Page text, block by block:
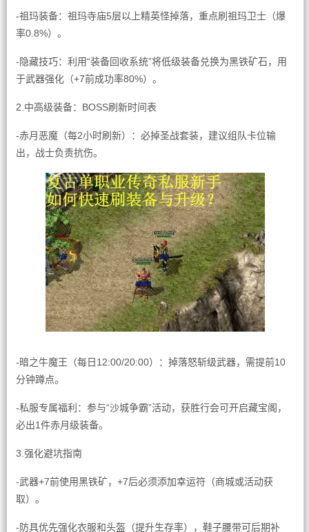
-祖玛装备：祖玛寺庙5层以上精英怪掉落，重点刷祖玛卫士（爆
率0.8%）。
-隐藏技巧：利用“装备回收系统”将低级装备兑换为黑铁矿石，用
于武器强化（+7前成功率80%）。
2.中高级装备：BOSS刷新时间表
-赤月恶魔（每2小时刷新）：必掉圣战套装，建议组队卡位输
出，战士负责抗伤。
-暗之牛魔王（每日12:00/20:00）：掉落怒斩级武器，需提前10
分钟蹲点。
-私服专属福利：参与“沙城争霸”活动，获胜行会可开启藏宝阁，
必出1件赤月级装备。
3.强化避坑指南
-武器+7前使用黑铁矿，+7后必须添加幸运符（商城或活动获
取）。
-防具优先强化衣服和头盔（提升生存率），鞋子腰带可后期补